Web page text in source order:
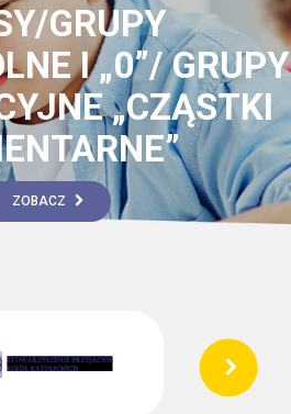
GRUPY
I „0”/ GRUPY
„CZĄSTKI
ZOBACZ